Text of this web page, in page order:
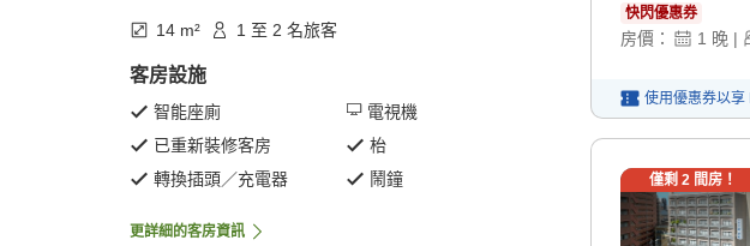
14 m² 1 至 2 名旅客
客房設施
智能座廁
電視機
已重新裝修客房
枱
轉換插頭／充電器
鬧鐘
更詳細的客房資訊
快閃優惠券
房價： 1 晚 |
使用優惠券以享
僅剩 2間房！